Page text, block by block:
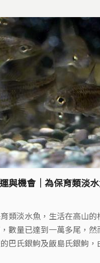
與機會｜為保育類淡
類淡水魚，生活在高山的
數量已達到一萬多尾，然
巴氏銀鮈及飯島氏銀鮈，
重疊，極易受到人為干擾